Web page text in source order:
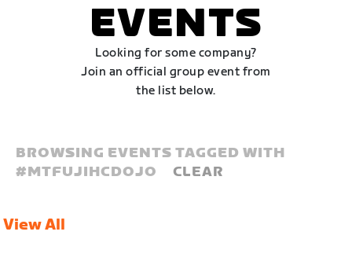
EVENTS
Looking for some company?
Join an official group event from
the list below.
BROWSING EVENTS TAGGED WITH
#MTFUJIHCDOJO CLEAR
View All